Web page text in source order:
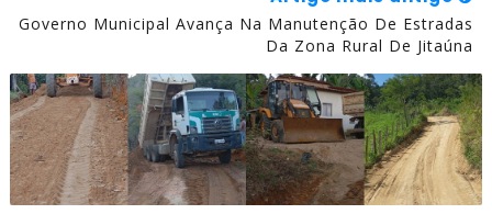
Governo Municipal Avança Na Manutenção De Estradas
Da Zona Rural De Jitaúna